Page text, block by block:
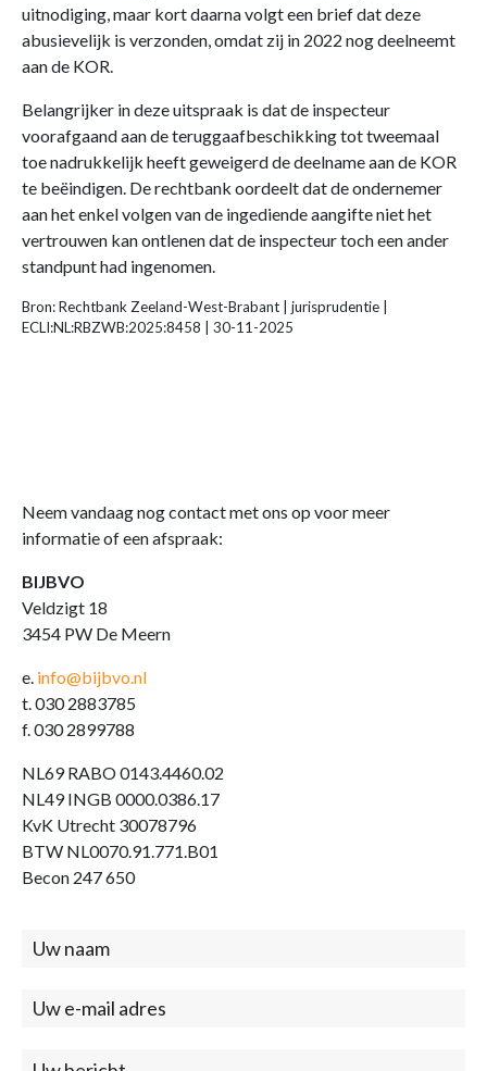
uitnodiging, maar kort daarna volgt een brief dat deze
abusievelijk is verzonden, omdat zij in 2022 nog deelneemt
aan de KOR.
Belangrijker in deze uitspraak is dat de inspecteur
voorafgaand aan de teruggaafbeschikking tot tweemaal
toe nadrukkelijk heeft geweigerd de deelname aan de KOR
te beëindigen. De rechtbank oordeelt dat de ondernemer
aan het enkel volgen van de ingediende aangifte niet het
vertrouwen kan ontlenen dat de inspecteur toch een ander
standpunt had ingenomen.
Bron: Rechtbank Zeeland-West-Brabant | jurisprudentie |
ECLI:NL:RBZWB:2025:8458 | 30-11-2025
Neem vandaag nog contact met ons op voor meer
informatie of een afspraak:
BIJBVO
Veldzigt 18
3454 PW De Meern
e. info@bijbvo.nl
t. 030 2883785
f. 030 2899788
NL69 RABO 0143.4460.02
NL49 INGB 0000.0386.17
KvK Utrecht 30078796
BTW NL0070.91.771.B01
Becon 247 650
Contact